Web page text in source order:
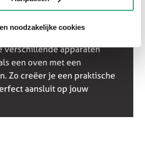
noodzakelijke cookies
apparaten te integreren in een
ergonomisch en overzichtelijk.
verschillende apparaten
een oven met een
Zo creëer je een praktische
aansluit op jouw